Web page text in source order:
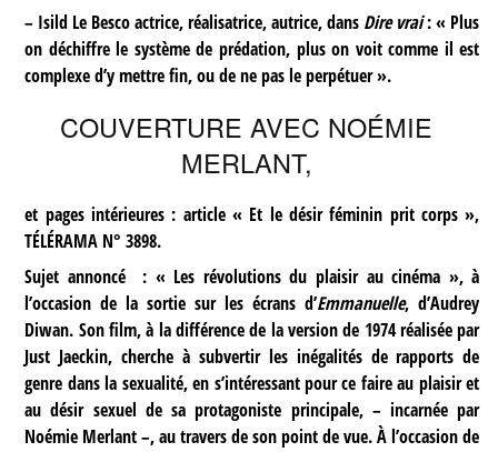
– Isild Le Besco actrice, réalisatrice, autrice, dans Dire vrai: « Plus
on déchiffre le système de prédation, plus on voit comme il est
complexe d’y mettre fin, ou de ne pas le perpétuer ».
COUVERTURE AVEC NOÉMIE
MERLANT,
et pages intérieures : article « Et le désir féminin prit corps »,
TÉLÉRAMA N° 3898.
Sujet annoncé
: « Les révolutions du plaisir au cinéma », à
l’occasion de la sortie sur les écrans d’Emmanuelle, d’Audrey
Diwan. Son film, à la différence de la version de 1974 réalisée par
Just Jaeckin, cherche à subvertir les inégalités de rapports de
genre dans la sexualité, en s’intéressant pour ce faire au plaisir et
au désir sexuel de sa protagoniste principale, – incarnée par
Noémie Merlant –, au travers de son point de vue. À l’occasion de